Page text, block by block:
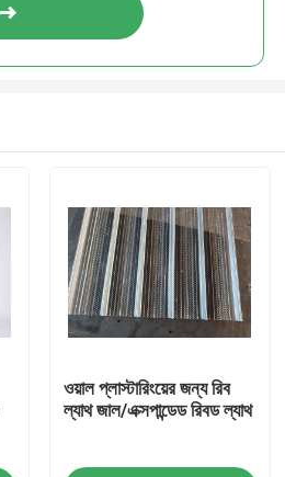
ওয়াল প্লাস্টারিংয়ের জন্য রিব
ল্যাথ জাল/এক্সপান্ডেড রিবড ল্যাথ